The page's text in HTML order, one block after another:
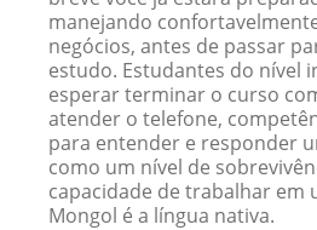
manejando
negócios, antes de passar
estudo. Estudantes do nível
esperar terminar o curso
atender o telefone,
para entender e responder
como um nível de
capacidade de trabalhar em
Mongol é a língua nativa.